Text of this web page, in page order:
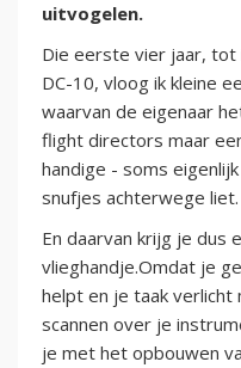
uitvogelen.
Die eerste vier jaar, tot
DC-10, vloog ik kleine
waarvan de eigenaar
flight directors maar
handige - soms
snufjes achterwege liet.
En daarvan krijg je dus
vlieghandje.Omdat je
helpt en je taak
scannen over je
je met het opbouwen